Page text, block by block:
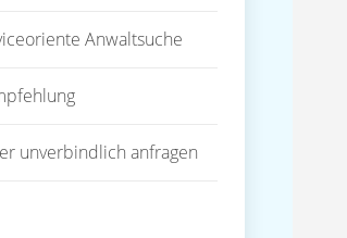
Anwaltsuche
unverbindlich anfragen